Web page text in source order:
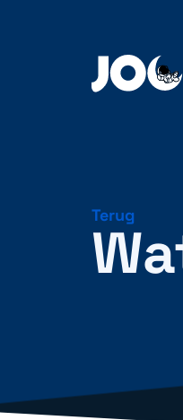
Terug